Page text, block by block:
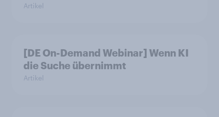
Artikel
[DE On-Demand Webinar] Wenn KI
die Suche übernimmt
Artikel